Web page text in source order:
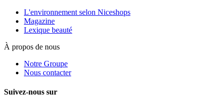
L'environnement selon Niceshops
Magazine
Lexique beauté
À propos de nous
Notre Groupe
Nous contacter
Suivez-nous sur